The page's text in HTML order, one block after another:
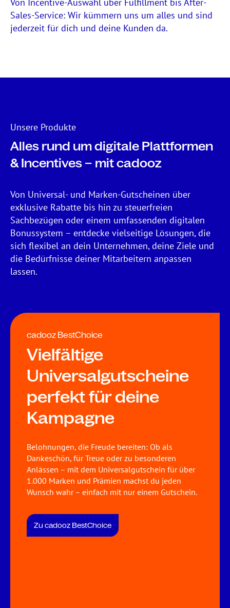
Sales-Service: Wir kümmern uns um alles und sind
jederzeit für dich und deine Kunden da.
Unsere Produkte
Alles rund um digitale Plattformen
& Incentives – mit cadooz
Von Universal- und Marken-Gutscheinen über
exklusive Rabatte bis hin zu steuerfreien
Sachbezügen oder einem umfassenden digitalen
Bonussystem – entdecke vielseitige Lösungen, die
sich flexibel an dein Unternehmen, deine Ziele und
die Bedürfnisse deiner Mitarbeitern anpassen
lassen.
cadooz BestChoice
Vielfältige
Universalgutscheine
perfekt für deine
Kampagne
Belohnungen, die Freude bereiten: Ob als
Dankeschön, für Treue oder zu besonderen
Anlässen – mit dem Universalgutschein für über
1.000 Marken und Prämien machst du jeden
Wunsch wahr – einfach mit nur einem Gutschein.
Zu cadooz BestChoice